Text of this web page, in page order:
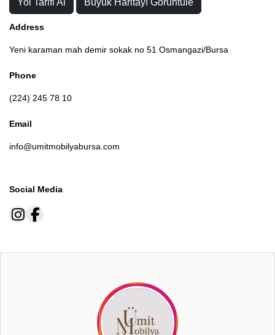
Yol Tarifi Al Büyük Haritayı Görüntüle
Address
Yeni karaman mah demir sokak no 51 Osmangazi/Bursa
Phone
(224) 245 78 10
Email
info@umitmobilyabursa.com
Social Media